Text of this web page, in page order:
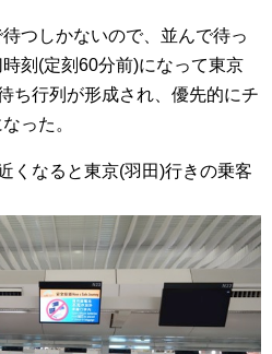
つしかないので、並んで待っ
刻(定刻60分前)になって東京
ち行列が形成され、優先的にチ
った。
くなると東京(羽田)行きの乗客